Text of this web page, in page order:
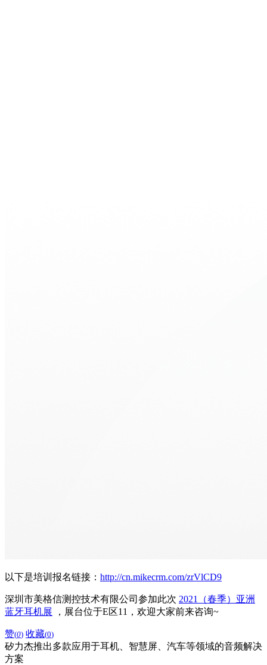
以下是培训报名链接： http://cn.mikecrm.com/zrVlCD9
深圳市美格信测控技术有限公司 参加此次 2021（春季）亚洲
蓝牙耳机展 ，展台位于E区11，欢迎大家前来咨询~
赞(0) 收藏(0)
矽力杰推出多款应用于耳机、智慧屏、汽车等领域的音频解决
方案